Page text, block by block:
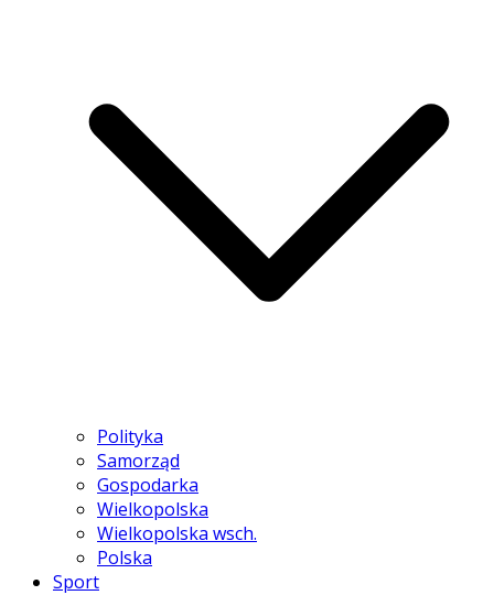
Polityka
Samorząd
Gospodarka
Wielkopolska
Wielkopolska wsch.
Polska
Sport